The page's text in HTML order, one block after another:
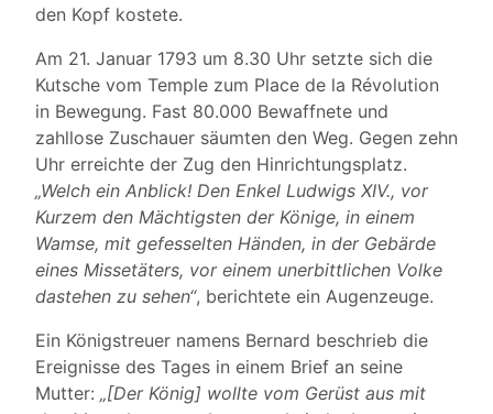
den Kopf kostete.
Am 21. Januar 1793 um 8.30 Uhr setzte sich die
Kutsche vom Temple zum Place de la Révolution
in Bewegung. Fast 80.000 Bewaffnete und
zahllose Zuschauer säumten den Weg. Gegen zehn
Uhr erreichte der Zug den Hinrichtungsplatz.
„Welch ein Anblick! Den Enkel Ludwigs XIV., vor
Kurzem den Mächtigsten der Könige, in einem
Wamse, mit gefesselten Händen, in der Gebärde
eines Missetäters, vor einem unerbittlichen Volke
dastehen zu sehen“, berichtete ein Augenzeuge.
Ein Königstreuer namens Bernard beschrieb die
Ereignisse des Tages in einem Brief an seine
Mutter: „[Der König] wollte vom Gerüst aus mit